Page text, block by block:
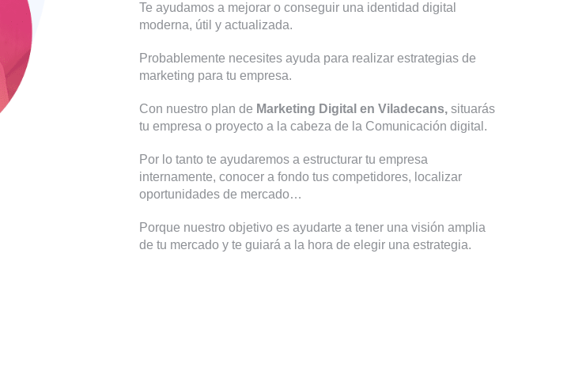
Te ayudamos a mejorar o conseguir una identidad digital
moderna, útil y actualizada.
Probablemente necesites ayuda para realizar estrategias de
marketing para tu empresa.
Con nuestro plan de Marketing Digital en Viladecans,situarás
tu empresa o proyecto a la cabeza de la Comunicación digital.
Por lo tanto te ayudaremos a estructurar tu empresa
internamente, conocer a fondo tus competidores, localizar
oportunidades de mercado…
Porque nuestro objetivo es ayudarte a tener una visión amplia
de tu mercado y te guiará a la hora de elegir una estrategia.